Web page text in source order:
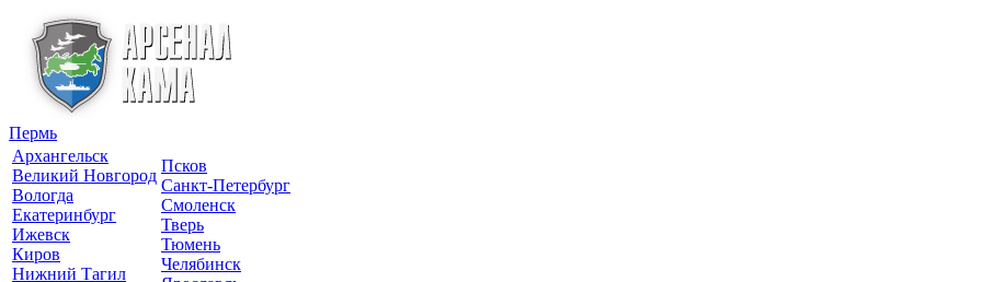
Пермь
Архангельск
Великий Новгород
Вологда
Екатеринбург
Ижевск
Киров
Нижний Тагил
Псков
Санкт-Петербург
Смоленск
Тверь
Тюмень
Челябинск